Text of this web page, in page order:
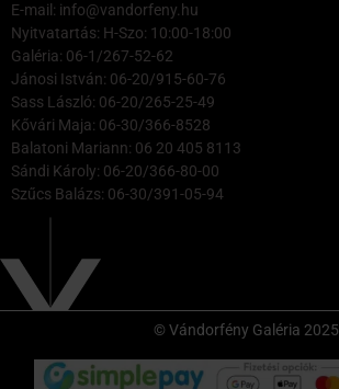
E-mail: info@vandorfeny.hu
Nyitvatartás: H-Szo: 10:00-18:00
Galéria: 06-1/267-52-62
Jánosi István: 06-20/915-60-76
Sass László: 06-20/265-25-49
Kővári Maja: 06-30/366-8528
Balatoni Mariann: 06 20 405 8113
Sándi Károly: 06-20/366-80-00
Szűcs Balázs: 06-30/391-05-94
© Vándorfény Galéria 2025